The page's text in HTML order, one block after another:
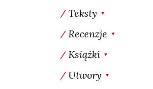
Teksty
Recenzje
Książki
Utwory